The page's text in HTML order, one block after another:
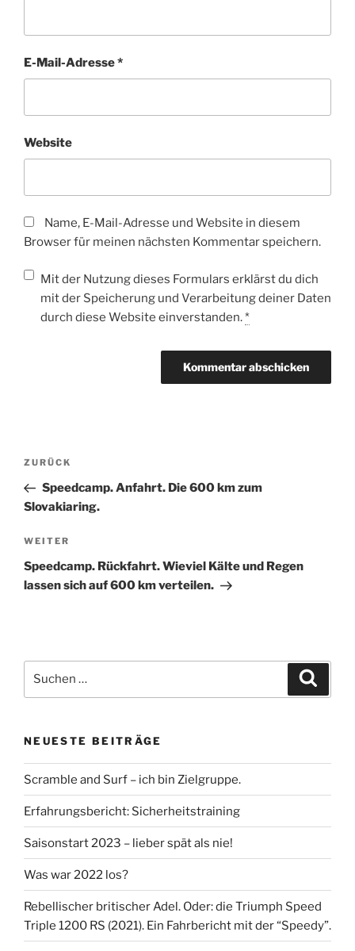
E-Mail-Adresse*
Website
Name, E-Mail-Adresse und Website in diesem
Browser für meinen nächsten Kommentar speichern.
Mit der Nutzung dieses Formulars erklärst du dich
mit der Speicherung und Verarbeitung deiner Daten
durch diese Website einverstanden.*
Beitragsnavigation
Vorheriger
Beitrag
ZURÜCK
Speedcamp. Anfahrt. Die 600 km zum
Slovakiaring.
Nächster
Beitrag
WEITER
Speedcamp. Rückfahrt. Wieviel Kälte und Regen
lassen sich auf 600 km verteilen.
nach:
NEUESTE BEITRÄGE
Scramble and Surf – ich bin Zielgruppe.
Erfahrungsbericht: Sicherheitstraining
Saisonstart 2023 – lieber spät als nie!
Was war 2022 los?
Rebellischer britischer Adel. Oder: die Triumph Speed
Triple 1200 RS (2021). Ein Fahrbericht mit der “Speedy”.